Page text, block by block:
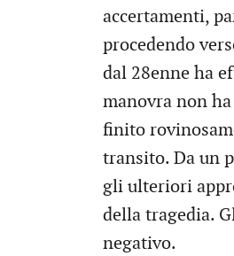
accertamenti,
procedendo
dal 28enne ha
manovra non
finito
transito. Da un
gli ulteriori
della tragedia.
negativo.